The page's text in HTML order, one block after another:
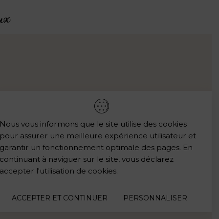
LES REVENDEURS
Vous aimez mon univers ?
Les points de vente
Nous vous informons que le site utilise des cookies
pour assurer une meilleure expérience utilisateur et
garantir un fonctionnement optimale des pages. En
continuant à naviguer sur le site, vous déclarez
accepter l'utilisation de cookies.
PERSONNALISER
ACCEPTER ET CONTINUER